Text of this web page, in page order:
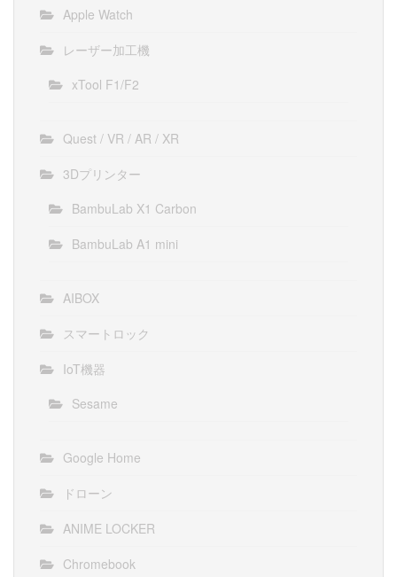
Apple Watch
レーザー加工機
xTool F1/F2
Quest / VR / AR / XR
3Dプリンター
BambuLab X1 Carbon
BambuLab A1 mini
AIBOX
スマートロック
IoT機器
Sesame
Google Home
ドローン
ANIME LOCKER
Chromebook